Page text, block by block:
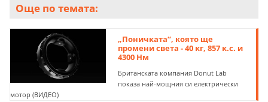
Още по темата:
„Поничката“, която ще
промени света - 40 кг, 857 к.с. и
4300 Нм
Британската компания Donut Lab
показа най-мощния си електрически
мотор (ВИДЕО)